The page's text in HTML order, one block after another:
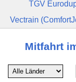
TGV
Vectrain
Mitfahrt